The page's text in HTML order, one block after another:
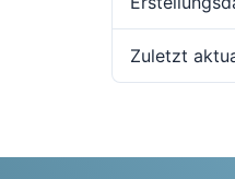
Zuletzt